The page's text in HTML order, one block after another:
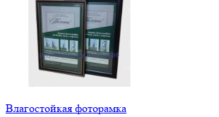
Влагостойкая фоторамка